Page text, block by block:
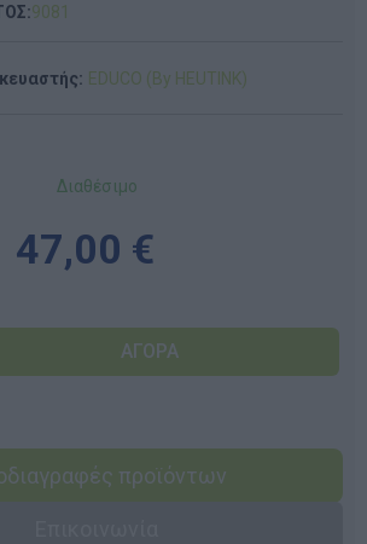
9081
EDUCO (By HEUTINK)
Διαθέσιμο
47,00 €
προϊόντων